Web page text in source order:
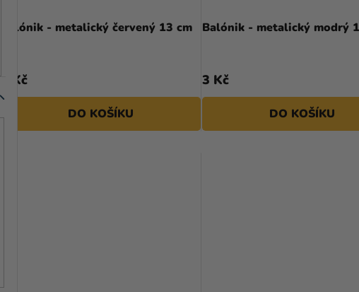
Balónik - metalický červený 13 cm
3 Kč
DO KOŠÍKU
Balónik - metalický modrý
3 Kč
DO KOŠÍKU